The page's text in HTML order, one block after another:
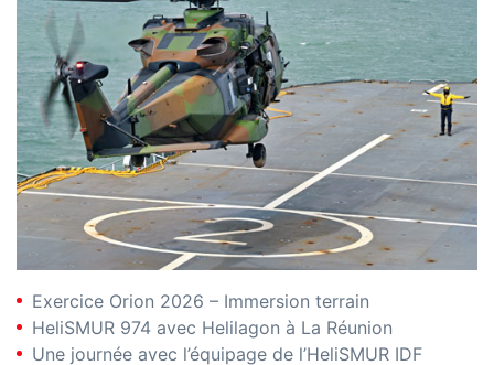
Exercice Orion 2026 – Immersion terrain
HeliSMUR 974 avec Helilagon à La Réunion
Une journée avec l’équipage de l’HeliSMUR IDF